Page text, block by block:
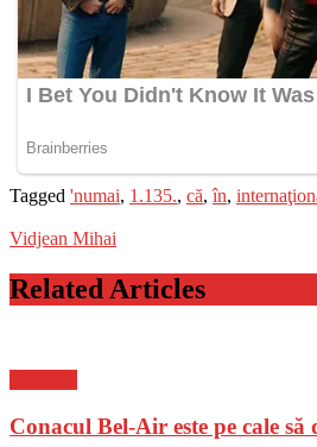
Tagged 'numai, 1.135., că,în,
Vidjean Mihai
Related Articles
Conacul Bel-Air este pe cale